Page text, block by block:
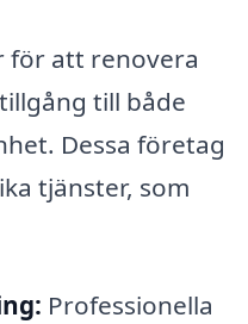
för att renovera
till både
Dessa företag
tjänster, som
Professionella